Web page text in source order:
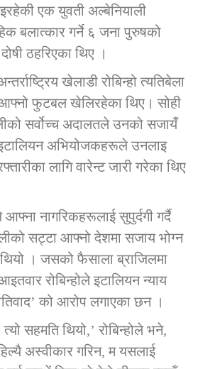
कार्यक्रम कार्यान्वयन एकाई जुम्लाको सुचना
कर्णाली प्राविधि शिक्षालय जुम्लाको सुचना
न्यायिक समिति सम्बन्धी सन्देश
एक युवती अल्बेनियाली
बलात्कार गर्ने ६ जना पुरुषको
ठहरिएका थिए ।
खेलाडी रोबिन्हो त्यतिबेला
आफ्नो फुटबल खेलिरहेका थिए। सोही
सर्वोच्च अदालतले उनको सजायँ
अभियोजकहरूले उनलाइ
लागि वारेन्ट जारी गरेका थिए
आफ्ना नागरिकहरूलाई सुपुर्दगी गर्दै
सट्टा आफ्नो देशमा सजाय भोग्न
। जसको फैसाला ब्राजिलमा
रोबिन्होले इटालियन न्याय
को आरोप लगाएका छन ।
सहमति थियो,’ रोबिन्होले भने,
अस्वीकार गरिन, म यसलाई